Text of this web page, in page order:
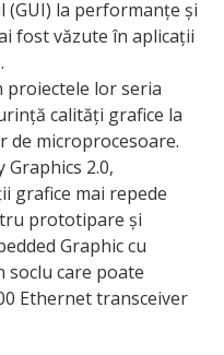
la performanțe și
fost văzute în aplicații
proiectele lor seria
calități grafice la
de microprocesoare.
2.0,
grafice mai repede
prototipare și
Graphic cu
soclu care poate
Ethernet transceiver